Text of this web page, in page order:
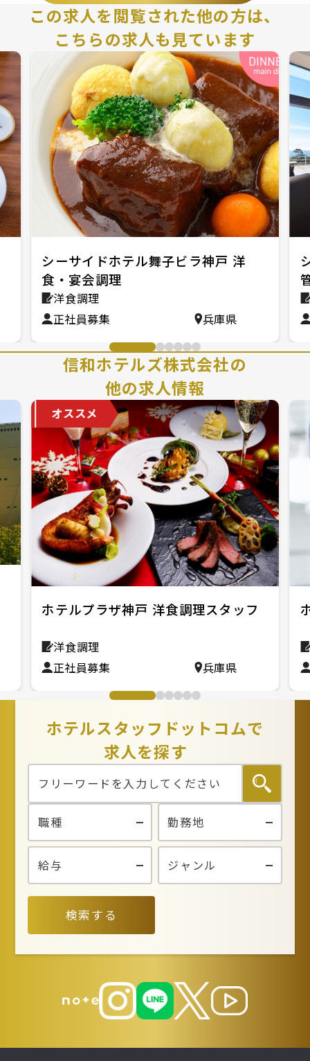
この求人を閲覧された他の方は、
こちらの求人も見ています
シーサイドホテル舞子ビラ神戸 洋
食・宴会調理
洋食調理
正社員募集
兵庫県
信和ホテルズ株式会社の
他の求人情報
オススメ
ホテルプラザ神戸 洋食調理スタッフ
洋食調理
正社員募集
兵庫県
ホテルスタッフドットコムで
求人を探す
検索する